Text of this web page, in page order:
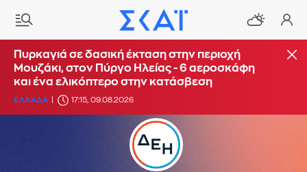
Πυρκαγιά σε δασική έκταση στην περιοχή
Μουζάκι, στον Πύργο Ηλείας - 6 αεροσκάφη
και ένα ελικόπτερο στην κατάσβεση
ΕΛΛΑΔΑ 17:15, 09.08.2026